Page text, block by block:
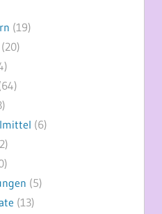
(19)
(20)
(6)
(5)
(13)